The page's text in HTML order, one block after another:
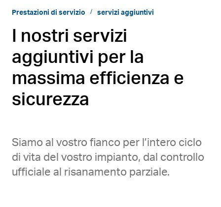
Prestazioni di servizio servizi aggiuntivi
I nostri servizi
aggiuntivi per la
massima efficienza e
sicurezza
Siamo al vostro fianco per l’intero ciclo
di vita del vostro impianto, dal controllo
ufficiale al risanamento parziale.